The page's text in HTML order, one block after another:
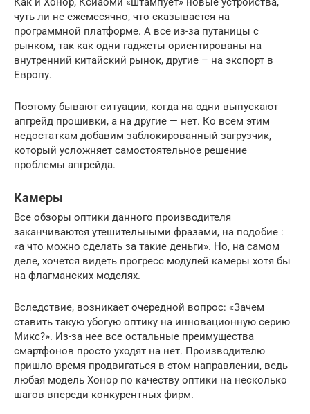
чуть ли не ежемесячно, что сказывается на
программной платформе. А все из-за путаницы с
рынком, так как одни гаджеты ориентированы на
внутренний китайский рынок, другие – на экспорт в
Европу.
Поэтому бывают ситуации, когда на одни выпускают
апгрейд прошивки, а на другие — нет. Ко всем этим
недостаткам добавим заблокированный загрузчик,
который усложняет самостоятельное решение
проблемы апгрейда.
Камеры
Все обзоры оптики данного производителя
заканчиваются утешительными фразами, на подобие :
«а что можно сделать за такие деньги». Но, на самом
деле, хочется видеть прогресс модулей камеры хотя бы
на флагманских моделях.
Вследствие, возникает очередной вопрос: «Зачем
ставить такую убогую оптику на инновационную серию
Микс?». Из-за нее все остальные преимущества
смартфонов просто уходят на нет. Производителю
пришло время продвигаться в этом направлении, ведь
любая модель Хонор по качеству оптики на несколько
шагов впереди конкурентных фирм.